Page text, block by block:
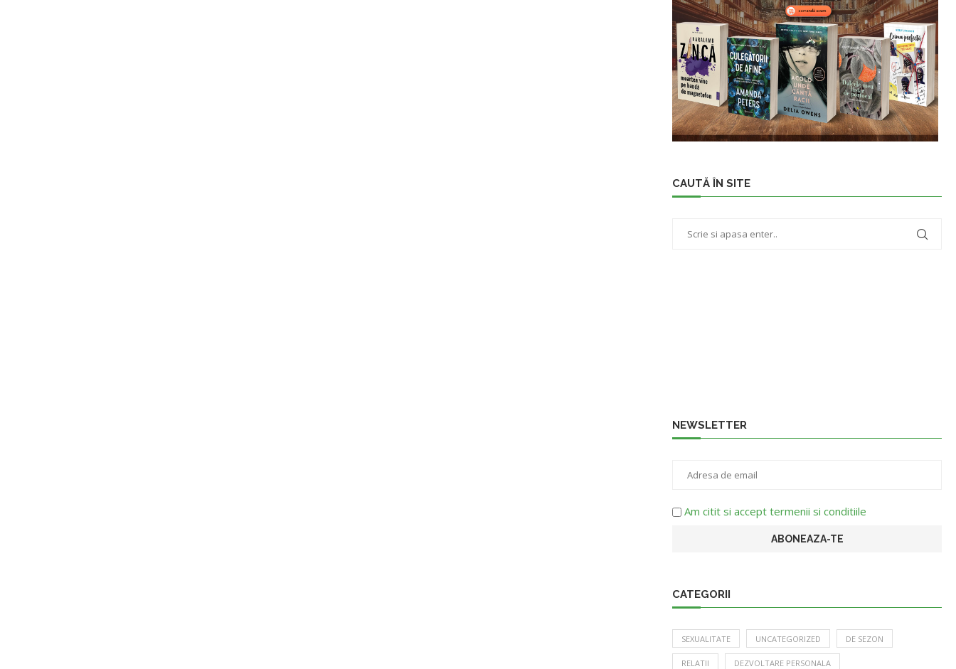
CAUTĂ ÎN SITE
NEWSLETTER
Am citit si accept termenii si conditiile
CATEGORII
SEXUALITATE UNCATEGORIZED DE SEZON
RELATII DEZVOLTARE PERSONALA